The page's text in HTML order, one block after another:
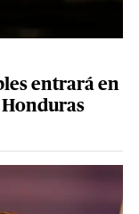
entrará en
Honduras